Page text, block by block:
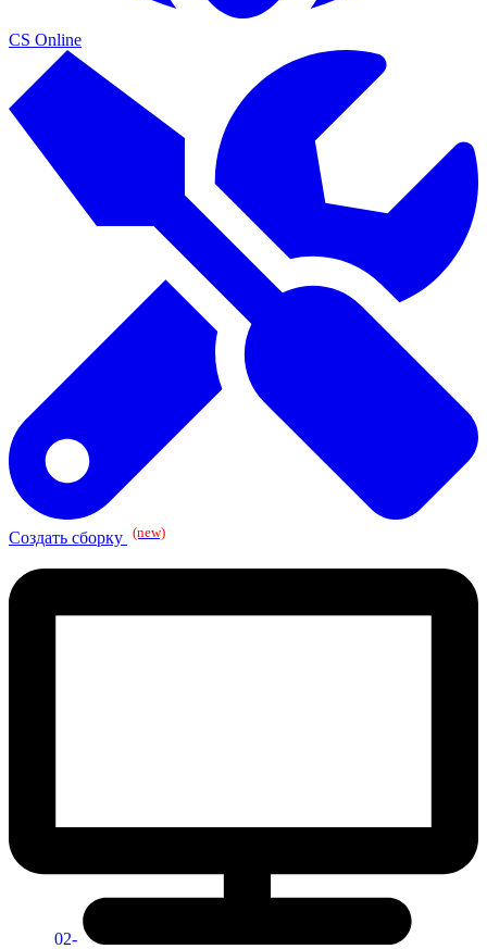
CS Online
Создать сборку (new)
02-